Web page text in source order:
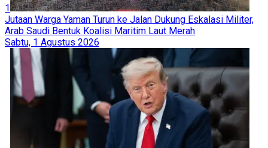
1
Jutaan Warga Yaman Turun ke Jalan Dukung Eskalasi Militer,
Arab Saudi Bentuk Koalisi Maritim Laut Merah
Sabtu, 1 Agustus 2026